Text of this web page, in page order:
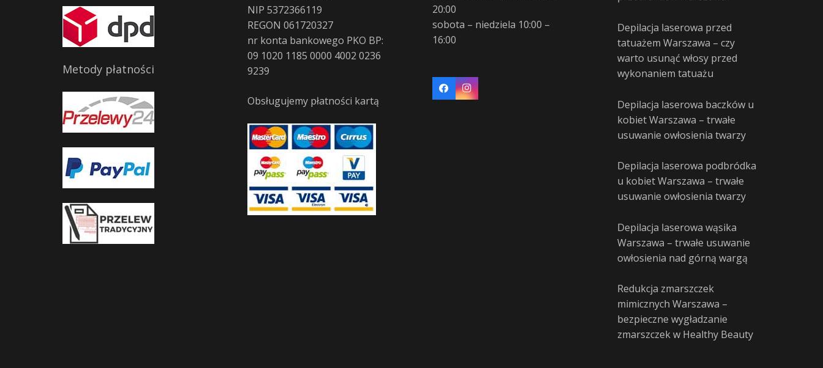
Metody płatności
NIP 5372366119
REGON 061720327
nr konta bankowego PKO BP:
09 1020 1185 0000 4002 0236
9239
Obsługujemy płatności kartą
20:00
sobota – niedziela 10:00 –
16:00
Depilacja laserowa przed
tatuażem Warszawa – czy
warto usunąć włosy przed
wykonaniem tatuażu
Depilacja laserowa baczków u
kobiet Warszawa – trwałe
usuwanie owłosienia twarzy
Depilacja laserowa podbródka
u kobiet Warszawa – trwałe
usuwanie owłosienia twarzy
Depilacja laserowa wąsika
Warszawa – trwałe usuwanie
owłosienia nad górną wargą
Redukcja zmarszczek
mimicznych Warszawa –
bezpieczne wygładzanie
zmarszczek w Healthy Beauty